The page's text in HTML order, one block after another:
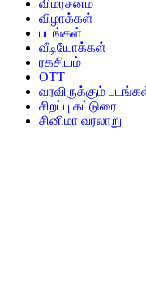
விமர்சனம்
விழாக்கள்
படங்கள்
வீடியோக்கள்
ரகசியம்
OTT
வரவிருக்கும்
சிறப்பு கட்டுரை
சினிமா வரலாறு